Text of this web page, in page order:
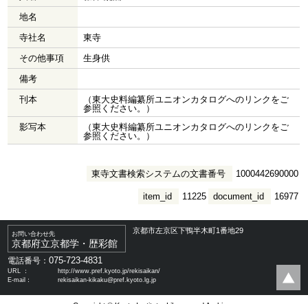
地名
寺社名
東寺
その他事項
生身供
備考
刊本
（東大史料編纂所ユニオンカタログへのリンクをご
参照ください。）
影写本
（東大史料編纂所ユニオンカタログへのリンクをご
参照ください。）
東寺文書検索システムの文書番号 1000442690000
document_id 16977
item_id 11225
お問い合わせ先
京都府立京都学・歴彩館
京都市左京区下鴨半木町1番地29
電話番号：075-723-4831
URL ：
http://www.pref.kyoto.jp/rekisaikan/
E-mail：
rekisaikan-kikaku@pref.kyoto.lg.jp